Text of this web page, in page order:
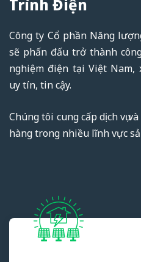
Trình Điện
Công ty Cổ phần Năng
sẽ phấn đấu trở thành
nghiệm điện tại Việt
uy tín, tin cậy.
Chúng tôi cung cấp dịch vụ
hàng trong nhiều lĩnh vực